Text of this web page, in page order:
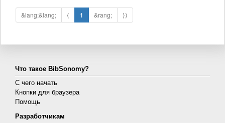
&lang;&lang; ⟨ 1 &rang; ⟩⟩
Что такое BibSonomy?
С чего начать
Кнопки для браузера
Помощь
Разработчикам